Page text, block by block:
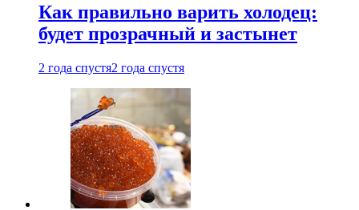
Как правильно варить холодец:
будет прозрачный и застынет
2 года спустя2 года спустя